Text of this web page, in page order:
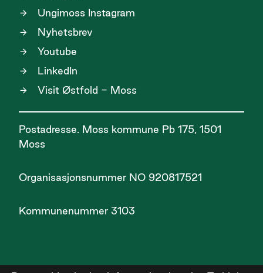
Ungimoss Instagram
Nyhetsbrev
Youtube
LinkedIn
Visit Østfold - Moss
Postadresse. Moss kommune Pb 175, 1501
Moss
Organisasjonsnummer NO 920817521
Kommunenummer 3103